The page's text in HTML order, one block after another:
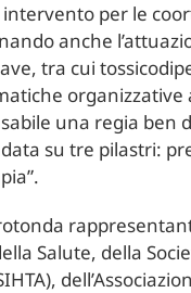
per le
anche
tra cui
organizzative
una regia ben
su tre pilastri:
Salute, della